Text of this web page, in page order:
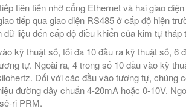
tiên tiến nhờ cổng Ethernet và hai giao
tiếp qua giao diện RS485 ở cấp độ hiện
liệu đến cấp độ điều khiển của kim tự tháp
kỹ thuật số, tối đa 10 đầu ra kỹ thuật số, 6
tự. Ngoài ra, 4 trong số 10 đầu vào kỹ
Đối với các đầu vào tương tự, chúng
đường dây chuẩn 4-20mA hoặc 0-10V.
ri PRM.